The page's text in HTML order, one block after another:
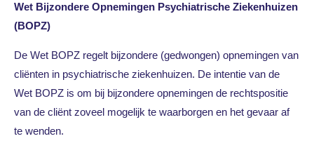
Wet Bijzondere Opnemingen Psychiatrische Ziekenhuizen
(BOPZ)
De Wet BOPZ regelt bijzondere (gedwongen) opnemingen van
cliënten in psychiatrische ziekenhuizen. De intentie van de
Wet BOPZ is om bij bijzondere opnemingen de rechtspositie
van de cliënt zoveel mogelijk te waarborgen en het gevaar af
te wenden.